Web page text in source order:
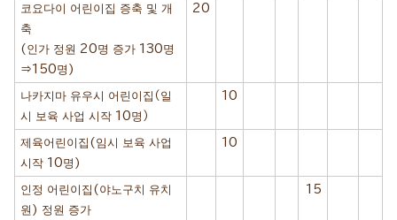
코요다이 어린이집 증축 및 개
축
(인가 정원 20명 증가 130명
⇒150명)
20
나카지마 유우시 어린이집（일
시 보육 사업 시작 10명）
10
제육어린이집(임시 보육 사업
시작 10명)
10
인정 어린이집(야노구치 유치
원) 정원 증가
15